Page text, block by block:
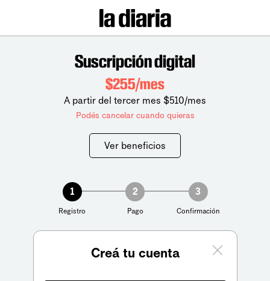
Suscripción digital
$255/mes
A partir del tercer mes $510/mes
Podés cancelar cuando quieras
Ver beneficios
1
Registro
2
Pago
3
Confirmación
Creá tu cuenta